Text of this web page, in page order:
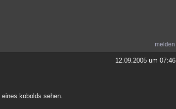
melden
12.09.2005 um 07:46
kobolds sehen.